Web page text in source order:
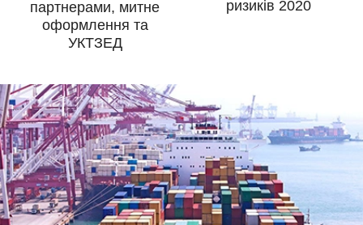
партнерами, митне
оформлення та
УКТЗЕД
ризиків 2020